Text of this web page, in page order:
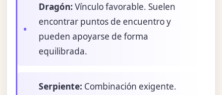
Dragón: Vínculo favorable. Suelen
encontrar puntos de encuentro y
pueden apoyarse de forma
equilibrada.
Serpiente: Combinación exigente.